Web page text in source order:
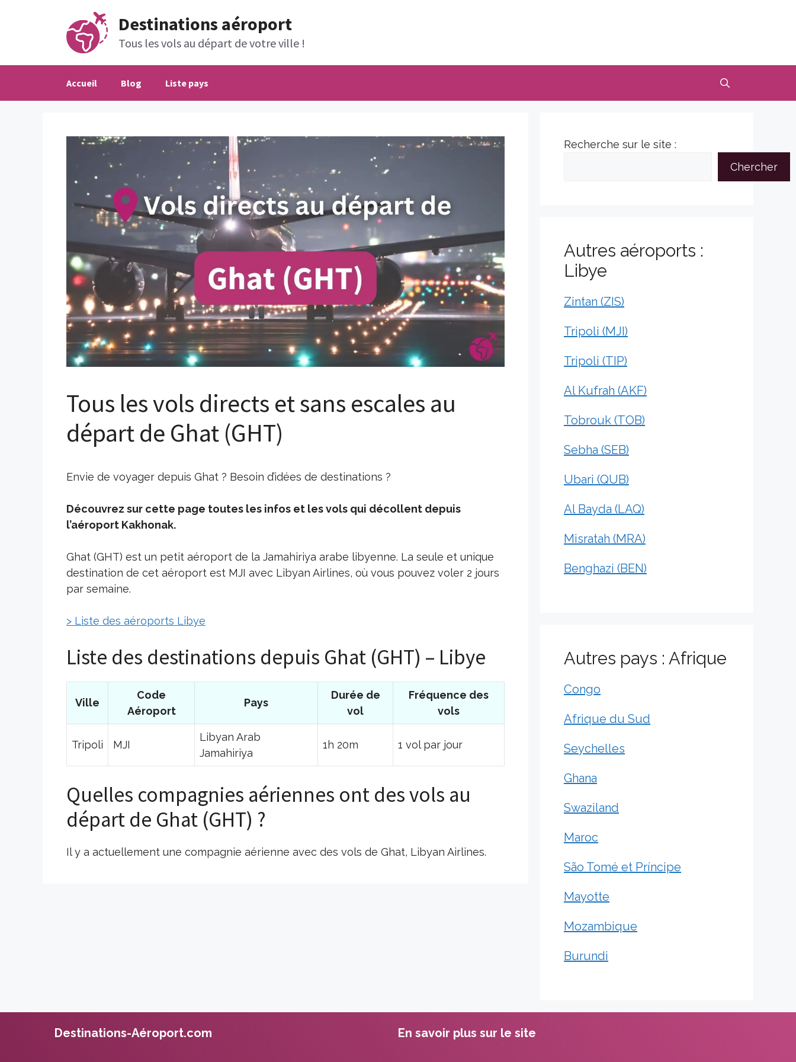
Destinations aéroport
Tous les vols au départ de votre ville !
Accueil Blog Liste pays
Tous les vols directs et sans escales au
départ de Ghat (GHT)
Envie de voyager depuis Ghat ? Besoin d’idées de destinations ?
Découvrez sur cette page toutes les infos et les vols qui décollent depuis
l’aéroport Kakhonak.
Ghat (GHT) est un petit aéroport de la Jamahiriya arabe libyenne. La seule et unique
destination de cet aéroport est MJI avec Libyan Airlines, où vous pouvez voler 2 jours
par semaine.
> Liste des aéroports Libye
Liste des destinations depuis Ghat (GHT) – Libye
Ville
Code
Aéroport
Pays
Durée de
vol
Fréquence des
vols
Tripoli MJI
Libyan Arab
Jamahiriya
1h 20m 1 vol par jour
Quelles compagnies aériennes ont des vols au
départ de Ghat (GHT) ?
Il y a actuellement une compagnie aérienne avec des vols de Ghat, Libyan Airlines.
Recherche sur le site :
Chercher
Autres aéroports :
Libye
Zintan (ZIS)
Tripoli (MJI)
Tripoli (TIP)
Al Kufrah (AKF)
Tobrouk (TOB)
Sebha (SEB)
Ubari (QUB)
Al Bayda (LAQ)
Misratah (MRA)
Benghazi (BEN)
Autres pays : Afrique
Congo
Afrique du Sud
Seychelles
Ghana
Swaziland
Maroc
São Tomé et Príncipe
Mayotte
Mozambique
Burundi
Destinations-Aéroport.com En savoir plus sur le site